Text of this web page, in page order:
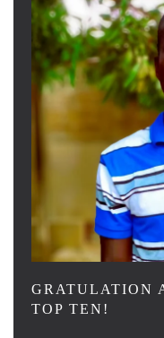
GRATULATION
TOP TEN!